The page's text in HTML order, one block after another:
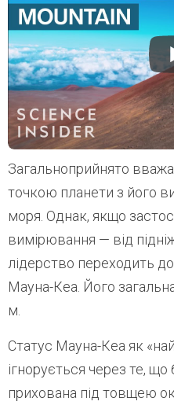
Загальноприйнято
точкою планети з його
моря. Однак, якщо
вимірювання — від
лідерство переходить
Мауна-Кеа. Його
м.
Статус Мауна-Кеа як
ігнорується через те, що
прихована під товщею